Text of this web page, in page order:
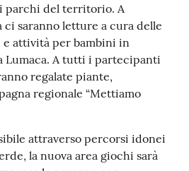
parchi del territorio. A
saranno letture a cura delle
attività per bambini in
Lumaca. A tutti i partecipanti
regalate piante,
regionale “Mettiamo
attraverso percorsi idonei
la nuova area giochi sarà